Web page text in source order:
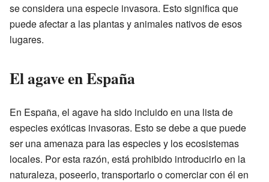
se considera una especie invasora. Esto significa que
puede afectar a las plantas y animales nativos de esos
lugares.
El agave en España
En España, el agave ha sido incluido en una lista de
especies exóticas invasoras. Esto se debe a que puede
ser una amenaza para las especies y los ecosistemas
locales. Por esta razón, está prohibido introducirlo en la
naturaleza, poseerlo, transportarlo o comerciar con él en